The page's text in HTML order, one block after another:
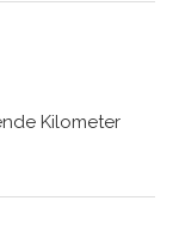
Kilometer